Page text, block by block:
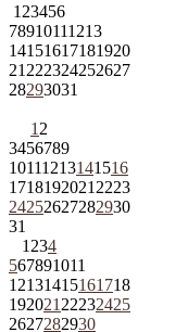
1 23456
78910111213
14151617181920
21 222324252627
28293031
1 2
3456789
10111213141516
1718192021 2223
24252627282930
31
1 234
567891011
12131415161718
192021 22232425
2627282930